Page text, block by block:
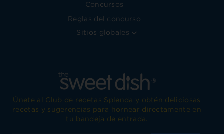
Concursos
Reglas del concurso
Sitios globales
Únete al Club de recetas Splenda y obtén deliciosas
recetas y sugerencias para hornear directamente en
tu bandeja de entrada.